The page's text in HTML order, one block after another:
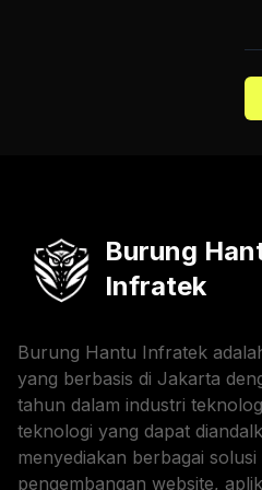
Burung
Infratek
Burung Hantu Infratek
yang berbasis di Jakarta
tahun dalam industri
teknologi yang dapat
menyediakan berbagai
pengembangan website,